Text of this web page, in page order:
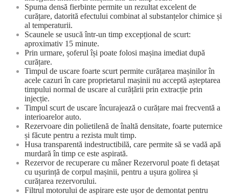
Spuma densă fierbinte permite un rezultat excelent de
curățare, datorită efectului combinat al substanțelor chimice și
al temperaturii.
Scaunele se usucă într-un timp excepțional de scurt:
aproximativ 15 minute.
Prin urmare, șoferul își poate folosi mașina imediat după
curățare.
Timpul de uscare foarte scurt permite curățarea mașinilor în
acele cazuri în care proprietarul mașinii nu acceptă așteptarea
timpului normal de uscare al curățării prin extracție prin
injecție.
Timpul scurt de uscare încurajează o curățare mai frecventă a
interioarelor auto.
Rezervoare din polietilenă de înaltă densitate, foarte puternice
și făcute pentru a rezista mult timp.
Husa transparentă indestructibilă, care permite să se vadă apă
murdară în timp ce este aspirată.
Rezervor de recuperare cu mâner Rezervorul poate fi detașat
cu ușurință de corpul mașinii, pentru a ușura golirea și
curățarea rezervorului.
Filtrul motorului de aspirare este ușor de demontat pentru